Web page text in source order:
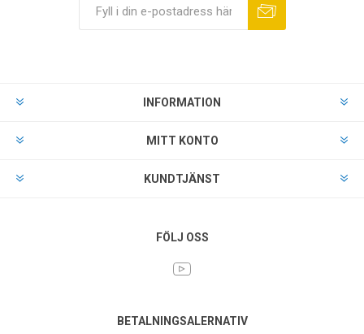
INFORMATION
MITT KONTO
KUNDTJÄNST
FÖLJ OSS
BETALNINGSALERNATIV